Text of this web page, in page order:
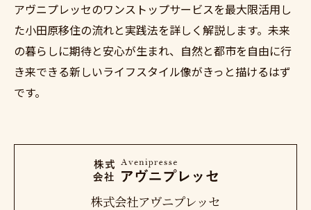
アヴニプレッセのワンストップサービスを最大限活用し
た小田原移住の流れと実践法を詳しく解説します。未来
の暮らしに期待と安心が生まれ、自然と都市を自由に行
き来できる新しいライフスタイル像がきっと描けるはず
です。
株式会社アヴニプレッセ